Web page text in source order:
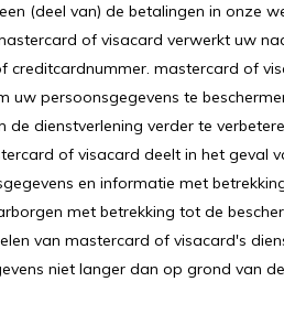
(deel van) de betalingen in onze
of visacard verwerkt uw
creditcardnummer. mastercard of
uw persoonsgegevens te
de dienstverlening verder te
of visacard deelt in het geval
en informatie met
met betrekking tot de
van mastercard of visacard's
niet langer dan op grond van